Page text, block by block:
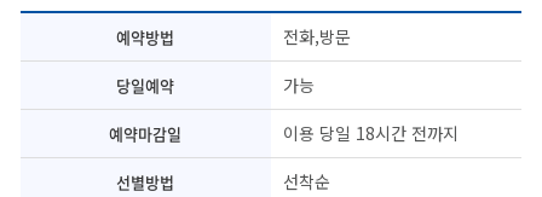
예약방법 전화,방문
당일예약 가능
예약마감일 이용 당일 18시간 전까지
선별방법 선착순